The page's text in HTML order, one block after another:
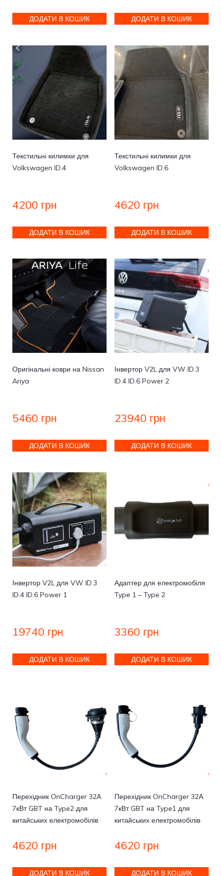
ДОДАТИ В КОШИК ДОДАТИ В КОШИК
Текстильні килимки для
Volkswagen ID.4
4200 грн
ДОДАТИ В КОШИК
Текстильні килимки для
Volkswagen ID.6
4620 грн
ДОДАТИ В КОШИК
Оригінальні коври на Nissan
Ariya
5460 грн
ДОДАТИ В КОШИК
Інвертор V2L для VW ID.3
ID.4 ID.6 Power 2
23940 грн
ДОДАТИ В КОШИК
Інвертор V2L для VW ID.3
ID.4 ID.6 Power 1
19740 грн
ДОДАТИ В КОШИК
Адаптер для електромобіля
Type 1 – Type 2
3360 грн
ДОДАТИ В КОШИК
Перехідник OnCharger 32А
7кВт GBT на Type2 для
китайських електромобілів
4620 грн
ДОДАТИ В КОШИК
Перехідник OnCharger 32А
7кВт GBT на Type1 для
китайських електромобілів
4620 грн
ДОДАТИ В КОШИК